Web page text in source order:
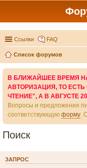
Ссылки FAQ
Список форумов
В БЛИЖАЙШЕЕ ВРЕМЯ
АВТОРИЗАЦИЯ, ТО
ЧТЕНИЕ", А В АВГУСТЕ
Вопросы и предложения
соответствующую форму.
Поиск
ЗАПРОС